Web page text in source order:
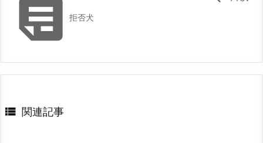
拒否犬
 関連記事